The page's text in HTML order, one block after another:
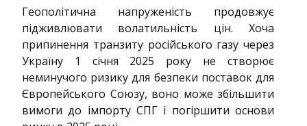
Геополітична напруженість продовжує
підживлювати волатильність цін. Хоча
припинення транзиту російського газу через
Україну 1 січня 2025 року не створює
неминучого ризику для безпеки поставок для
Європейського Союзу, воно може збільшити
вимоги до імпорту СПГ і погіршити основи